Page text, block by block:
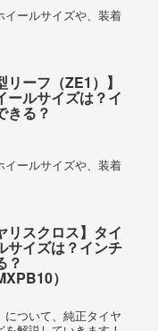
イールサイズや、装着
ーフ（ZE1）】
ールサイズは？イ
きる？
イールサイズや、装着
リスクロス】タイ
サイズは？インチ
？
）
ついて、純正タイヤ